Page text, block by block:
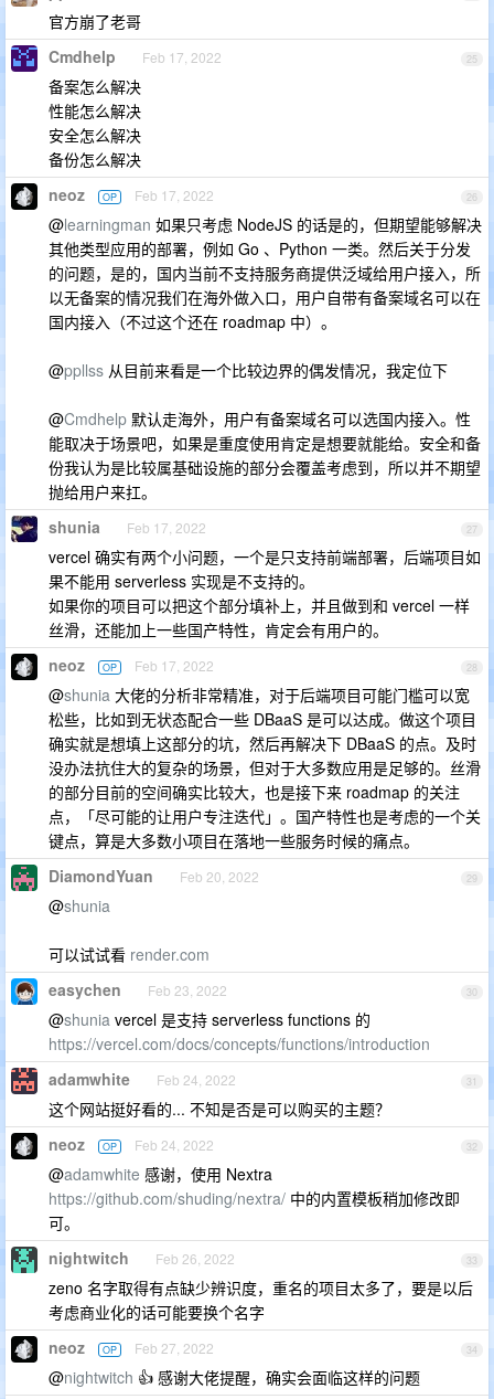
官方崩了老哥
25
Cmdhelp Feb 17, 2022
备案怎么解决
性能怎么解决
安全怎么解决
备份怎么解决
26
neoz OP Feb 17, 2022
@learningman 如果只考虑 NodeJS 的话是的，但期望能够解决
其他类型应用的部署，例如 Go 、Python 一类。然后关于分发
的问题，是的，国内当前不支持服务商提供泛域给用户接入，所
以无备案的情况我们在海外做入口，用户自带有备案域名可以在
国内接入（不过这个还在 roadmap 中）。
@ppllss 从目前来看是一个比较边界的偶发情况，我定位下
@Cmdhelp 默认走海外，用户有备案域名可以选国内接入。性
能取决于场景吧，如果是重度使用肯定是想要就能给。安全和备
份我认为是比较属基础设施的部分会覆盖考虑到，所以并不期望
抛给用户来扛。
27
shunia Feb 17, 2022
vercel 确实有两个小问题，一个是只支持前端部署，后端项目如
果不能用 serverless 实现是不支持的。
如果你的项目可以把这个部分填补上，并且做到和 vercel 一样
丝滑，还能加上一些国产特性，肯定会有用户的。
28
neoz OP Feb 17, 2022
@shunia 大佬的分析非常精准，对于后端项目可能门槛可以宽
松些，比如到无状态配合一些 DBaaS 是可以达成。做这个项目
确实就是想填上这部分的坑，然后再解决下 DBaaS 的点。及时
没办法抗住大的复杂的场景，但对于大多数应用是足够的。丝滑
的部分目前的空间确实比较大，也是接下来 roadmap 的关注
点，「尽可能的让用户专注迭代」。国产特性也是考虑的一个关
键点，算是大多数小项目在落地一些服务时候的痛点。
29
DiamondYuan Feb 20, 2022
@shunia
可以试试看 render.com
30
easychen Feb 23, 2022
@shunia vercel 是支持 serverless functions 的
https://vercel.com/docs/concepts/functions/introduction
31
adamwhite Feb 24, 2022
这个网站挺好看的... 不知是否是可以购买的主题？
32
neoz OP Feb 24, 2022
@adamwhite 感谢，使用 Nextra
https://github.com/shuding/nextra/ 中的内置模板稍加修改即
可。
33
nightwitch Feb 26, 2022
zeno 名字取得有点缺少辨识度，重名的项目太多了，要是以后
考虑商业化的话可能要换个名字
34
neoz OP Feb 27, 2022
@nightwitch 👍 感谢大佬提醒，确实会面临这样的问题